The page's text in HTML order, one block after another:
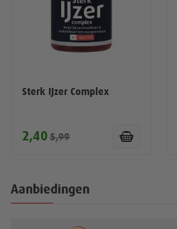
Sterk IJzer Complex
2,40 5,99
Aanbiedingen